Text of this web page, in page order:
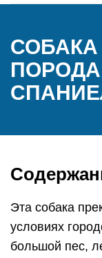
ПОРОДА
Эта собака
условиях
большой пес,